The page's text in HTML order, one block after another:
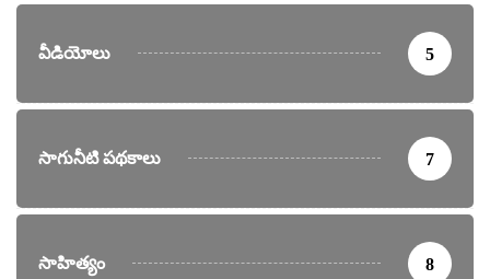
వీడియోలు 5
సాగునీటి పథకాలు 7
సాహిత్యం 8